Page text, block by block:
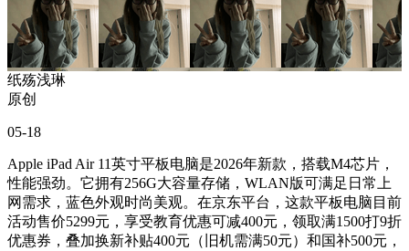
纸殇浅琳
原创
05-18
Apple iPad Air 11英寸平板电脑是2026年新款，搭载M4芯片，
性能强劲。它拥有256G大容量存储，WLAN版可满足日常上
网需求，蓝色外观时尚美观。在京东平台，这款平板电脑目前
活动售价5299元，享受教育优惠可减400元，领取满1500打9折
优惠券，叠加换新补贴400元（旧机需满50元）和国补500元，